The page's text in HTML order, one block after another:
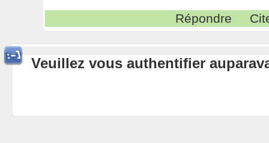
Répondre
Veuillez vous authentifier